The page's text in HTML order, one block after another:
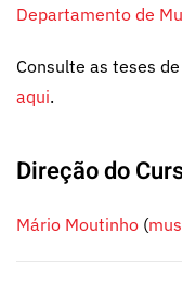
Departamento de
Consulte as teses
aqui.
Direção do
Mário Moutinho (